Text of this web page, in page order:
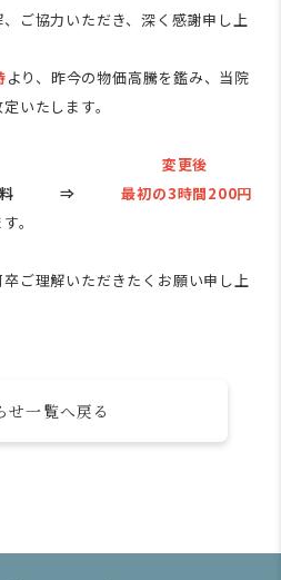
ご協力いただき、深く感謝申し上
より、昨今の物価高騰を鑑み、当院
いたします。
前 変更後
無料 ⇒最初の3時間200円
。
ご理解いただきたくお願い申し上
せ一覧へ戻る